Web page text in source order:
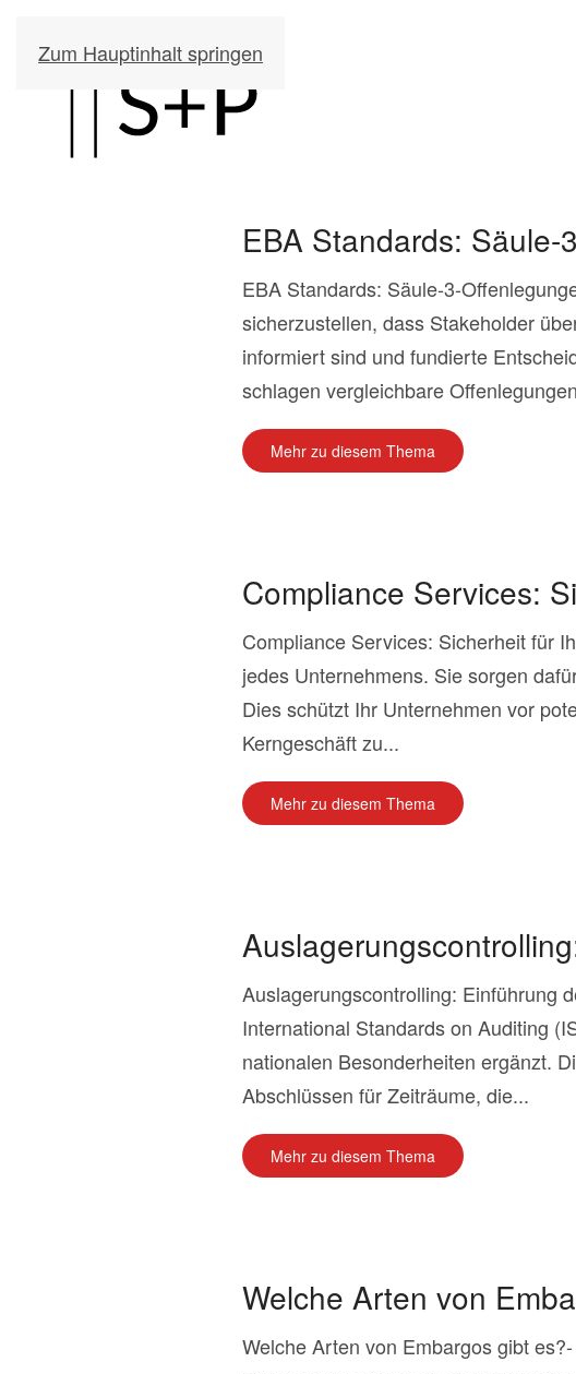
Zum Hauptinhalt springen
EBA Standards: Säule-
EBA Standards: Säule-3-
sicherzustellen, dass Stakeholder
informiert sind und fundierte
schlagen vergleichbare
Mehr zu diesem Thema
Compliance Services:
Compliance Services: Sicherheit für
jedes Unternehmens. Sie sorgen
Dies schützt Ihr Unternehmen vor
Kerngeschäft zu...
Mehr zu diesem Thema
Auslagerungscontrolling: Einführung
International Standards on Auditing
nationalen Besonderheiten ergänzt.
Abschlüssen für Zeiträume, die...
Mehr zu diesem Thema
Welche Arten von
Welche Arten von Embargos gibt